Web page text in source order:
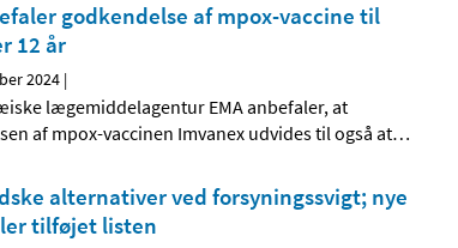
godkendelse af mpox-vaccine til
12 år
2024 |
lægemiddelagentur EMA anbefaler, at
af mpox-vaccinen Imvanex udvides til også at…
alternativer ved forsyningssvigt; nye
tilføjet listen